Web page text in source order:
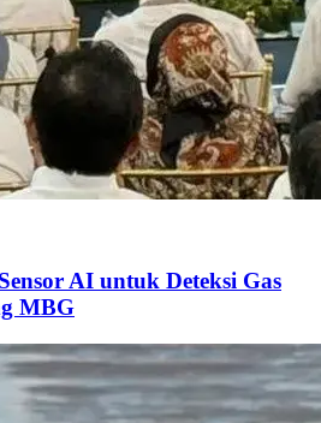
AI untuk Deteksi Gas
MBG